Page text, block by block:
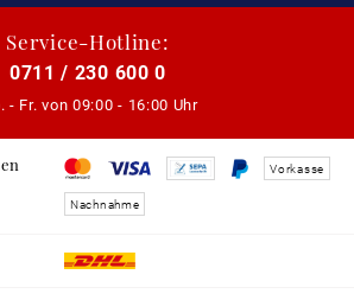
Service-Hotline:
0711 / 230 600 0
- Fr. von 09:00 - 16:00 Uhr
Vorkasse
Nachnahme